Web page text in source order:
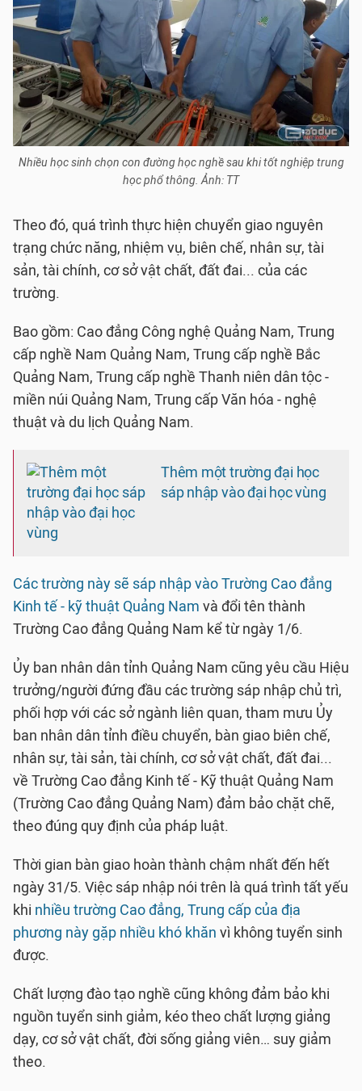
Nhiều học sinh chọn con đường học nghề sau khi tốt nghiệp trung
học phổ thông. Ảnh: TT
Theo đó, quá trình thực hiện chuyển giao nguyên
trạng chức năng, nhiệm vụ, biên chế, nhân sự, tài
sản, tài chính, cơ sở vật chất, đất đai... của các
trường.
Bao gồm: Cao đẳng Công nghệ Quảng Nam, Trung
cấp nghề Nam Quảng Nam, Trung cấp nghề Bắc
Quảng Nam, Trung cấp nghề Thanh niên dân tộc -
miền núi Quảng Nam, Trung cấp Văn hóa - nghệ
thuật và du lịch Quảng Nam.
Thêm một trường đại học
sáp nhập vào đại học vùng
Các trường này sẽ sáp nhập vào Trường Cao đẳng
Kinh tế - kỹ thuật Quảng Nam và đổi tên thành
Trường Cao đẳng Quảng Nam kể từ ngày 1/6.
Ủy ban nhân dân tỉnh Quảng Nam cũng yêu cầu Hiệu
trưởng/người đứng đầu các trường sáp nhập chủ trì,
phối hợp với các sở ngành liên quan, tham mưu Ủy
ban nhân dân tỉnh điều chuyển, bàn giao biên chế,
nhân sự, tài sản, tài chính, cơ sở vật chất, đất đai...
về Trường Cao đẳng Kinh tế - Kỹ thuật Quảng Nam
(Trường Cao đẳng Quảng Nam) đảm bảo chặt chẽ,
theo đúng quy định của pháp luật.
Thời gian bàn giao hoàn thành chậm nhất đến hết
ngày 31/5. Việc sáp nhập nói trên là quá trình tất yếu
khi nhiều trường Cao đẳng, Trung cấp của địa
phương này gặp nhiều khó khăn vì không tuyển sinh
được.
Chất lượng đào tạo nghề cũng không đảm bảo khi
nguồn tuyển sinh giảm, kéo theo chất lượng giảng
dạy, cơ sở vật chất, đời sống giảng viên… suy giảm
theo.